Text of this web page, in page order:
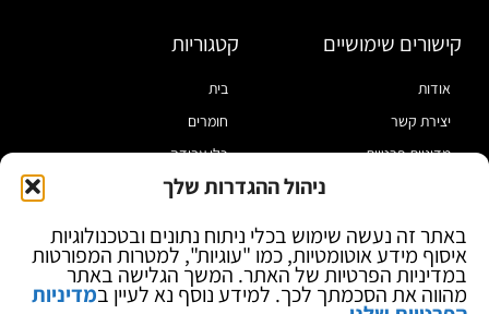
ניהול ההגדרות שלך
באתר זה נעשה שימוש בכלי ניתוח נתונים ובטכנולוגיות
איסוף מידע אוטומטיות, כמו "עוגיות", למטרות המפורטות
במדיניות הפרטיות של האתר. המשך הגלישה באתר
מהווה את הסכמתך לכך. למידע נוסף נא לעיין במדיניות
קישורים שימושיים
אודות
יצירת קשר
מדיניות פרטיות
בלוג
קטגוריות
בית
חומרים
כלי עבודה
מוצרי הלחמה
ספקי כח ומודדים
ציוד אופטי להגדלה